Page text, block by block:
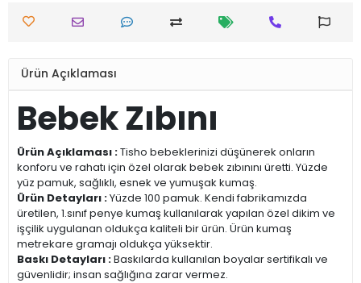
Ürün Açıklaması
Bebek Zıbını
Ürün Açıklaması :Tisho bebeklerinizi düşünerek onların
konforu ve rahatı için özel olarak bebek zıbınını üretti. Yüzde
yüz pamuk, sağlıklı, esnek ve yumuşak kumaş.
Ürün Detayları :Yüzde 100 pamuk. Kendi fabrikamızda
üretilen, 1.sınıf penye kumaş kullanılarak yapılan özel dikim ve
işçilik uygulanan oldukça kaliteli bir ürün. Ürün kumaş
metrekare gramajı oldukça yüksektir.
Baskı Detayları :Baskılarda kullanılan boyalar sertifikalı ve
güvenlidir; insan sağlığına zarar vermez.